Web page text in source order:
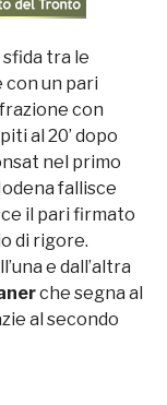
tra le
un pari
con
al 20’ dopo
nel primo
fallisce
il pari firmato
di rigore.
e dall’altra
che segna al
al secondo